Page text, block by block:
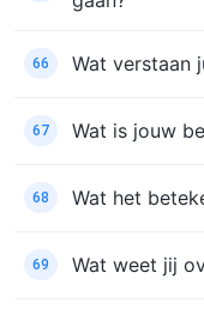
66 Wat verstaan
67 Wat is jouw
68 Wat het
69 Wat weet jij